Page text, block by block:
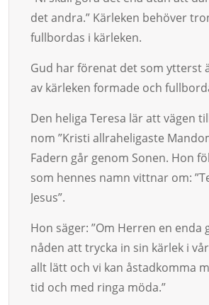
det and­ra.” Kärle­ken behöver
fullbordas i kärleken.
Gud har förenat det som ytterst
av kärle­ken for­made och
Den heliga Teresa lär att vägen
nom ”Kris­ti allrahe­ligaste
Fadern går ge­nom Sonen. Hon
som hen­nes namn vittnar om:
Jesus”.
Hon säger: ”Om Herren en enda
nåden att trycka in sin kärlek i
allt lätt och vi kan åstadkomma
tid och med ringa möda.”